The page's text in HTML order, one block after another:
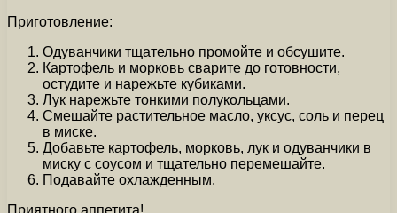
Приготовление:
Одуванчики тщательно промойте и обсушите.
Картофель и морковь сварите до готовности,
остудите и нарежьте кубиками.
Лук нарежьте тонкими полукольцами.
Смешайте растительное масло, уксус, соль и перец
в миске.
Добавьте картофель, морковь, лук и одуванчики в
миску с соусом и тщательно перемешайте.
Подавайте охлажденным.
Приятного аппетита!